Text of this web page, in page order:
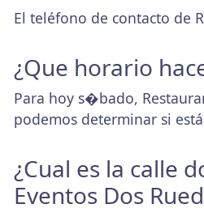
El teléfono de contacto de
¿Que horario
Para hoy s�bado,
podemos determinar si
¿Cual es la calle
Eventos Dos